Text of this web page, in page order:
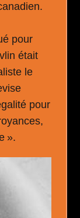
pour
était
le
pour
».